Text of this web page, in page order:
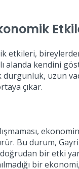
etkileri,
alanda kendini
uzun
çıkar.
Bu durum, Gayri
bir etki
bir